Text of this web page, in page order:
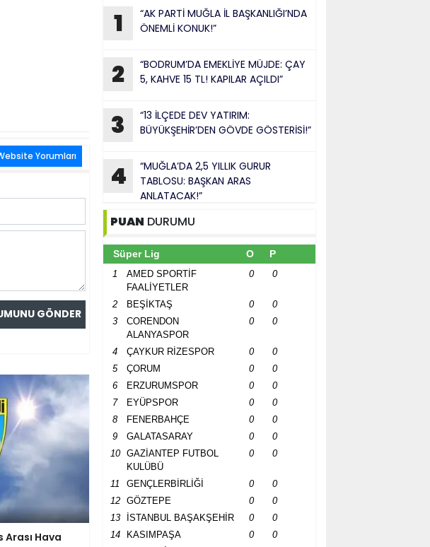
Yorumları
Hava
1
“AK PARTİ MUĞLA İL BAŞKANLIĞI’NDA
ÖNEMLİ KONUK!”
2
“BODRUM’DA EMEKLİYE MÜJDE: ÇAY
5, KAHVE 15 TL! KAPILAR AÇILDI”
3
“13 İLÇEDE DEV YATIRIM:
BÜYÜKŞEHİR’DEN GÖVDE GÖSTERİSİ!”
4
“MUĞLA’DA 2,5 YILLIK GURUR
TABLOSU: BAŞKAN ARAS
ANLATACAK!”
PUAN DURUMU
Süper Lig O P
1
AMED SPORTİF
FAALİYETLER
0 0
2 BEŞİKTAŞ 0
0
3
CORENDON
ALANYASPOR
0 0
4 ÇAYKUR RİZESPOR 0
0
5
ÇORUM 0
0
6
ERZURUMSPOR 0
0
7
EYÜPSPOR 0
0
8
FENERBAHÇE 0
0
9
GALATASARAY 0
0
10
GAZİANTEP FUTBOL
KULÜBÜ
0 0
11 GENÇLERBİRLİĞİ 0
0
12
GÖZTEPE 0
0
13
İSTANBUL BAŞAKŞEHİR 0
0
14
KASIMPAŞA 0
0